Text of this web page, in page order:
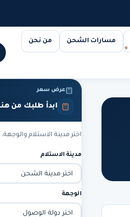
مسارات الشحن من نحن
عرض سعر
ابدأ طلبك من
اختر مدينة الاستلام
مدينة الاستلام
الوجهة